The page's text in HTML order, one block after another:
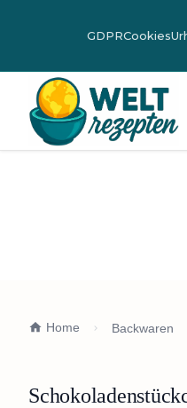
GDPRCookies
Home Backwaren